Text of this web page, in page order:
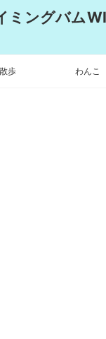
ミングバム
歩 わんこ